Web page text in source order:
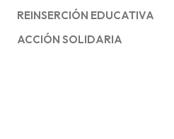
REINSERCIÓN EDUCATIVA
ACCIÓN SOLIDARIA